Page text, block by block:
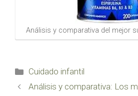
Análisis y comparativa del mejor
Categorías
Cuidado infantil
Análisis y comparativa: Los